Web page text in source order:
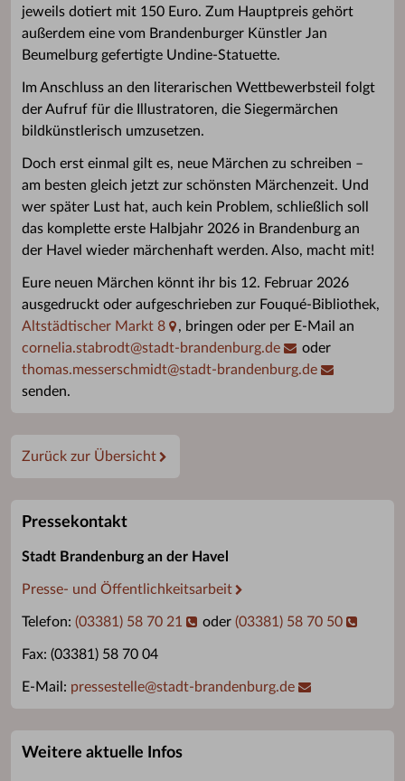
jeweils dotiert mit 150 Euro. Zum Hauptpreis gehört
außerdem eine vom Brandenburger Künstler Jan
Beumelburg gefertigte Undine-Statuette.
Im Anschluss an den literarischen Wettbewerbsteil folgt
der Aufruf für die Illustratoren, die Siegermärchen
bildkünstlerisch umzusetzen.
Doch erst einmal gilt es, neue Märchen zu schreiben –
am besten gleich jetzt zur schönsten Märchenzeit. Und
wer später Lust hat, auch kein Problem, schließlich soll
das komplette erste Halbjahr 2026 in Brandenburg an
der Havel wieder märchenhaft werden. Also, macht mit!
Eure neuen Märchen könnt ihr bis 12. Februar 2026
ausgedruckt oder aufgeschrieben zur Fouqué-Bibliothek,
Altstädtischer Markt 8
, bringen oder per E-Mail an
cornelia.stabrodt@stadt-brandenburg.de
oder
thomas.messerschmidt@stadt-brandenburg.de
senden.
Zurück zur Übersicht
Pressekontakt
Stadt Brandenburg an der Havel
Presse- und Öffentlichkeitsarbeit
Telefon: (03381) 58 70 21 oder (03381) 58 70 50
Fax: (03381) 58 70 04
E-Mail: pressestelle@stadt-brandenburg.de
Weitere aktuelle Infos